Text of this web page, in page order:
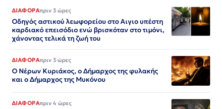
ΔΙΑΦΟΡΑπριν 3 ώρες
Οδηγός αστικού λεωφορείου στο Αιγιο υπέστη
καρδιακό επεισόδιο ενώ βρισκόταν στο τιμόνι,
χάνοντας τελικά τη ζωή του
ΔΙΑΦΟΡΑπριν 3 ώρες
Ο Νέρων Κυριάκος, o Δήμαρχος της φυλακής
και ο Δήμαρχος της Μυκόνου
ΔΙΑΦΟΡΑπριν 4 ώρες